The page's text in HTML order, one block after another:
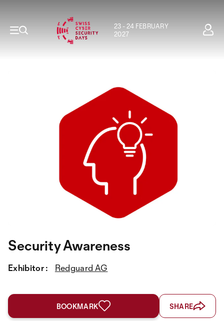
23 - 24 FEBRUARY
2027
Security Awareness
Exhibitor : Redguard AG
BOOKMARK SHARE